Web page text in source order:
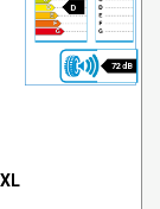
D
72 dB